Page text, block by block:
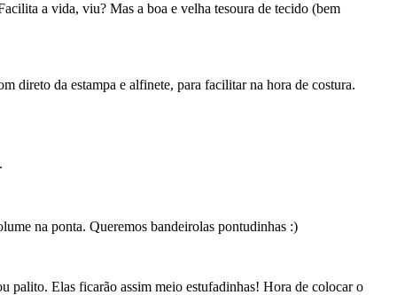
a vida, viu? Mas a boa e velha tesoura de tecido (bem
direto da estampa e alfinete, para facilitar na hora de costura.
na ponta. Queremos bandeirolas pontudinhas :)
palito. Elas ficarão assim meio estufadinhas! Hora de colocar o